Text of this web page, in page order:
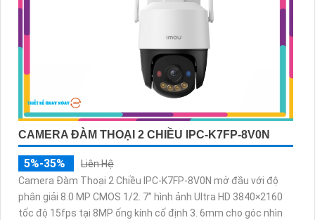
CAMERA ĐÀM THOẠI 2 CHIỀU IPC-K7FP-8V0N
5%-35%
Liên Hệ
Camera Đàm Thoại 2 Chiều IPC-K7FP-8V0N mở đầu với độ
phân giải 8.0 MP CMOS 1/2. 7” hình ảnh Ultra HD 3840×2160
tốc độ 15fps tại 8MP ống kính cố định 3. 6mm cho góc nhìn